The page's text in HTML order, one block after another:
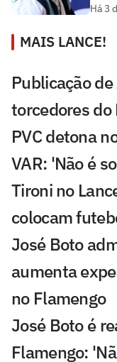
Há 3
MAIS LANCE!
Publicação
torcedores do
PVC detona
VAR: 'Não é
Tironi no
colocam
José Boto
aumenta
no Flamengo
José Boto é
Flamengo: